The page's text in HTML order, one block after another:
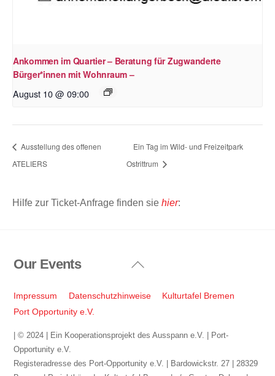
Ankommen im Quartier – Beratung für Zugwanderte
Bürger*innen mit Wohnraum –
August 10 @ 09:00
Ausstellung des offenen
ATELIERS
Ein Tag im Wild- und Freizeitpark
Ostrittrum
Hilfe zur Ticket-Anfrage finden sie hier:
Back
Top
Our Events
Impressum Datenschutzhinweise
Kulturtafel Bremen
Port Opportunity e.V.
| © 2024 | Ein Kooperationsprojekt des Ausspann e.V. | Port-
Opportunity e.V.
Registeradresse des Port-Opportunity e.V. | Bardowickstr. 27 | 28329